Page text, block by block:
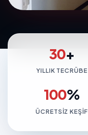
30+
YILLIK TECRÜBE
100%
ÜCRETSIZ KEŞIF